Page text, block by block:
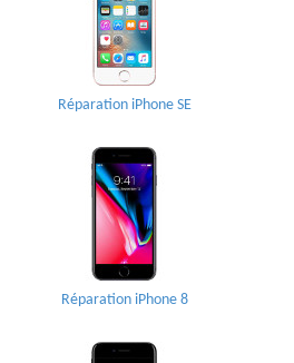
Réparation iPhone SE
Réparation iPhone 8